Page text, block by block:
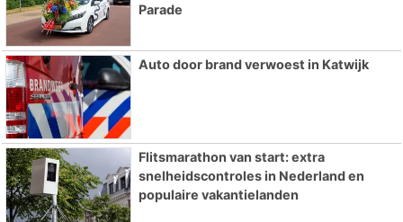
Parade
Auto door brand verwoest in Katwijk
Flitsmarathon van start: extra
snelheidscontroles in Nederland en
populaire vakantielanden